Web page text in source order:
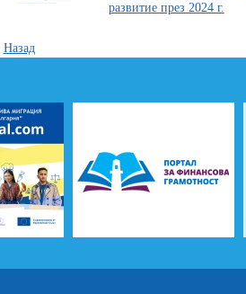
развитие през 2024 г.
Назад